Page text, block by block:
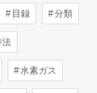
目録 分類
水素ガス